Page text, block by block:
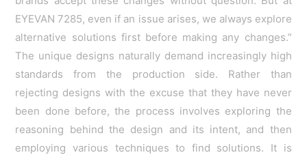
EYEVAN 7285, even if an issue arises, we always explore
alternative solutions first before making any changes.”
The unique designs naturally demand increasingly high
standards from the production side. Rather than
rejecting designs with the excuse that they have never
been done before, the process involves exploring the
reasoning behind the design and its intent, and then
employing various techniques to find solutions. It is